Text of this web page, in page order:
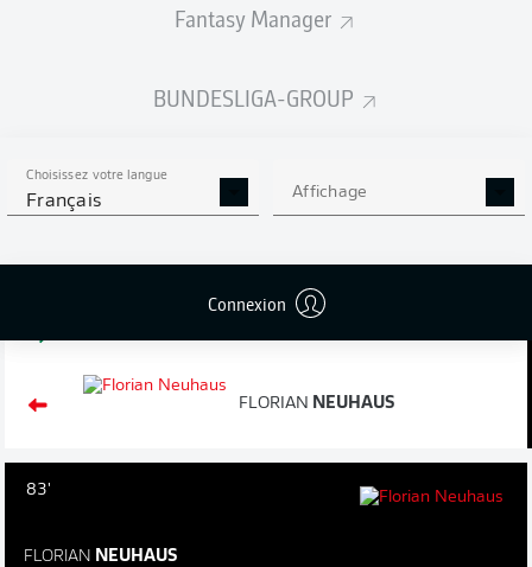
Fantasy Manager
BUNDESLIGA-GROUP
Choisissez votre langue
Français Affichage
Connexion
LAINER
FLORIAN NEUHAUS
83'
FLORIAN NEUHAUS